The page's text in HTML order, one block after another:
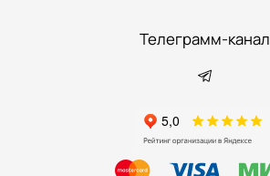
Телеграмм-канал